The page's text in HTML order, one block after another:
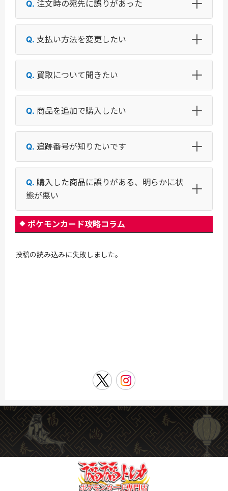
注文時の宛先に誤りがあった
支払い方法を変更したい
買取について聞きたい
商品を追加で購入したい
追跡番号が知りたいです
購入した商品に誤りがある、明らかに状
態が悪い
ポケモンカード攻略コラム
投稿の読み込みに失敗しました。